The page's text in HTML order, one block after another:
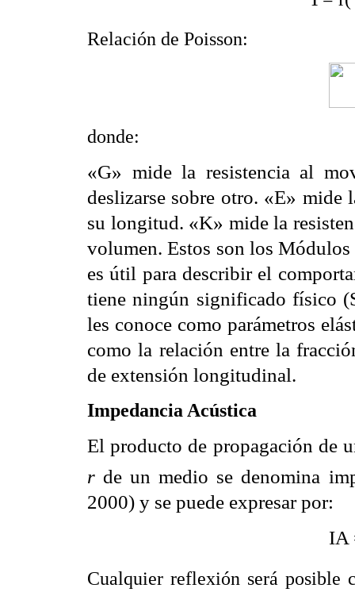
Relación de Poisson:
donde:
«G» mide la resistencia al
deslizarse sobre otro. «E» mide
su longitud. «K» mide la
volumen. Estos son los
es útil para describir el
tiene ningún significado físico
les conoce como parámetros
como la relación entre la
de extensión longitudinal.
Impedancia Acústica
El producto de propagación de
r de un medio se denomina
2000) y se puede expresar por:
IA
Cualquier reflexión será posible